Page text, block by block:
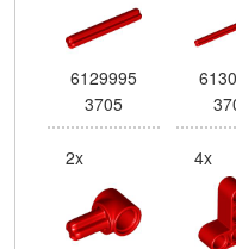
6129995
3705
2x 4x